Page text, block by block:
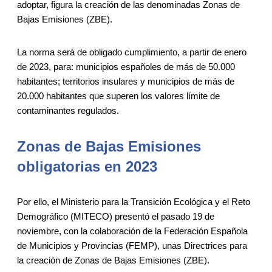
adoptar, figura la creación de las denominadas Zonas de
Bajas Emisiones (ZBE).
La norma será de obligado cumplimiento, a partir de enero
de 2023, para: municipios españoles de más de 50.000
habitantes; territorios insulares y municipios de más de
20.000 habitantes que superen los valores límite de
contaminantes regulados.
Zonas de Bajas Emisiones
obligatorias en 2023
Por ello, el Ministerio para la Transición Ecológica y el Reto
Demográfico (MITECO) presentó el pasado 19 de
noviembre, con la colaboración de la Federación Española
de Municipios y Provincias (FEMP), unas Directrices para
la creación de Zonas de Bajas Emisiones (ZBE).